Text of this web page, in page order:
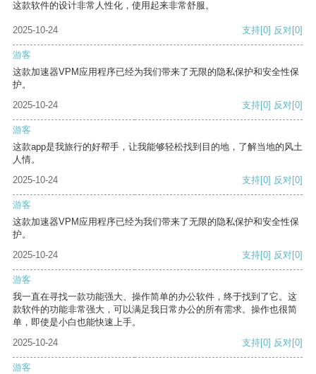
这款软件的设计非常人性化，使用起来非常舒服。
2025-10-24 支持[0] 反对[0]
游客
这款加速器VPM应用程序已经为我们带来了无限的隐私保护和安全性保
护。
2025-10-24
支持[0] 反对[0]
游客
这款app是我旅行的好帮手，让我能够轻松找到目的地，了解当地的风土
人情。
2025-10-24
支持[0] 反对[0]
游客
这款加速器VPM应用程序已经为我们带来了无限的隐私保护和安全性保
护。
2025-10-24
支持[0] 反对[0]
游客
我一直在寻找一款功能强大、操作简单的办公软件，终于找到了它。这
款软件的功能非常强大，可以满足我日常办公的所有需求。操作也很简
单，即使是小白也能快速上手。
2025-10-24
支持[0] 反对[0]
游客